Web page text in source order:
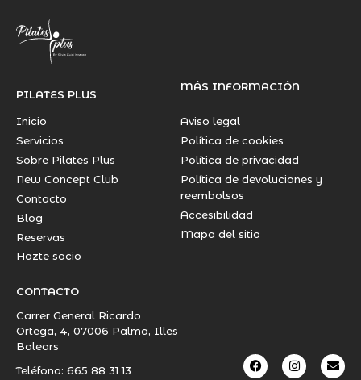
PILATES PLUS
Inicio
Servicios
Sobre Pilates Plus
New Concept Club
Contacto
Blog
Reservas
Hazte socio
MÁS INFORMACIÓN
Aviso legal
Política de cookies
Política de privacidad
Política de devoluciones y
reembolsos
Accesibilidad
Mapa del sitio
CONTACTO
Carrer General Ricardo
Ortega, 4, 07006 Palma, Illes
Balears
Teléfono: 665 88 31 13